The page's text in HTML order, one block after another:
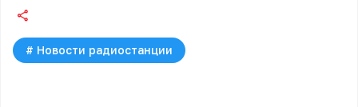
# Новости радиостанции